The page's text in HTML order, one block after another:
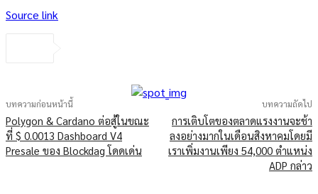
Source link
บทความก่อนหน้านี้
Polygon & Cardano ต่อสู้ในขณะ
ที่ $ 0.0013 Dashboard V4
Presale ของ Blockdag โดดเด่น
บทความถัดไป
การเติบโตของตลาดแรงงานจะช้า
ลงอย่างมากในเดือนสิงหาคมโดยมี
เราเพิ่มงานเพียง 54,000 ตำแหน่ง
ADP กล่าว